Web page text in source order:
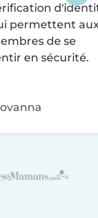
permettent
de se
en sécurité.